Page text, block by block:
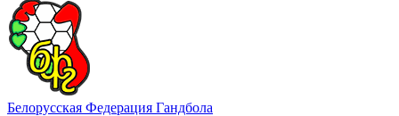
Белорусская Федерация Гандбола